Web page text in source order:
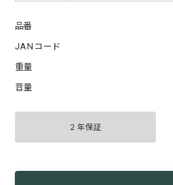
品番
JANコード
重量
音量
２年保証